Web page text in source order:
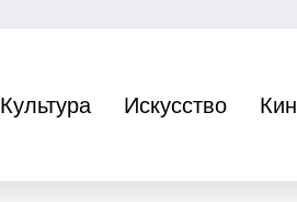
Культура Искусство